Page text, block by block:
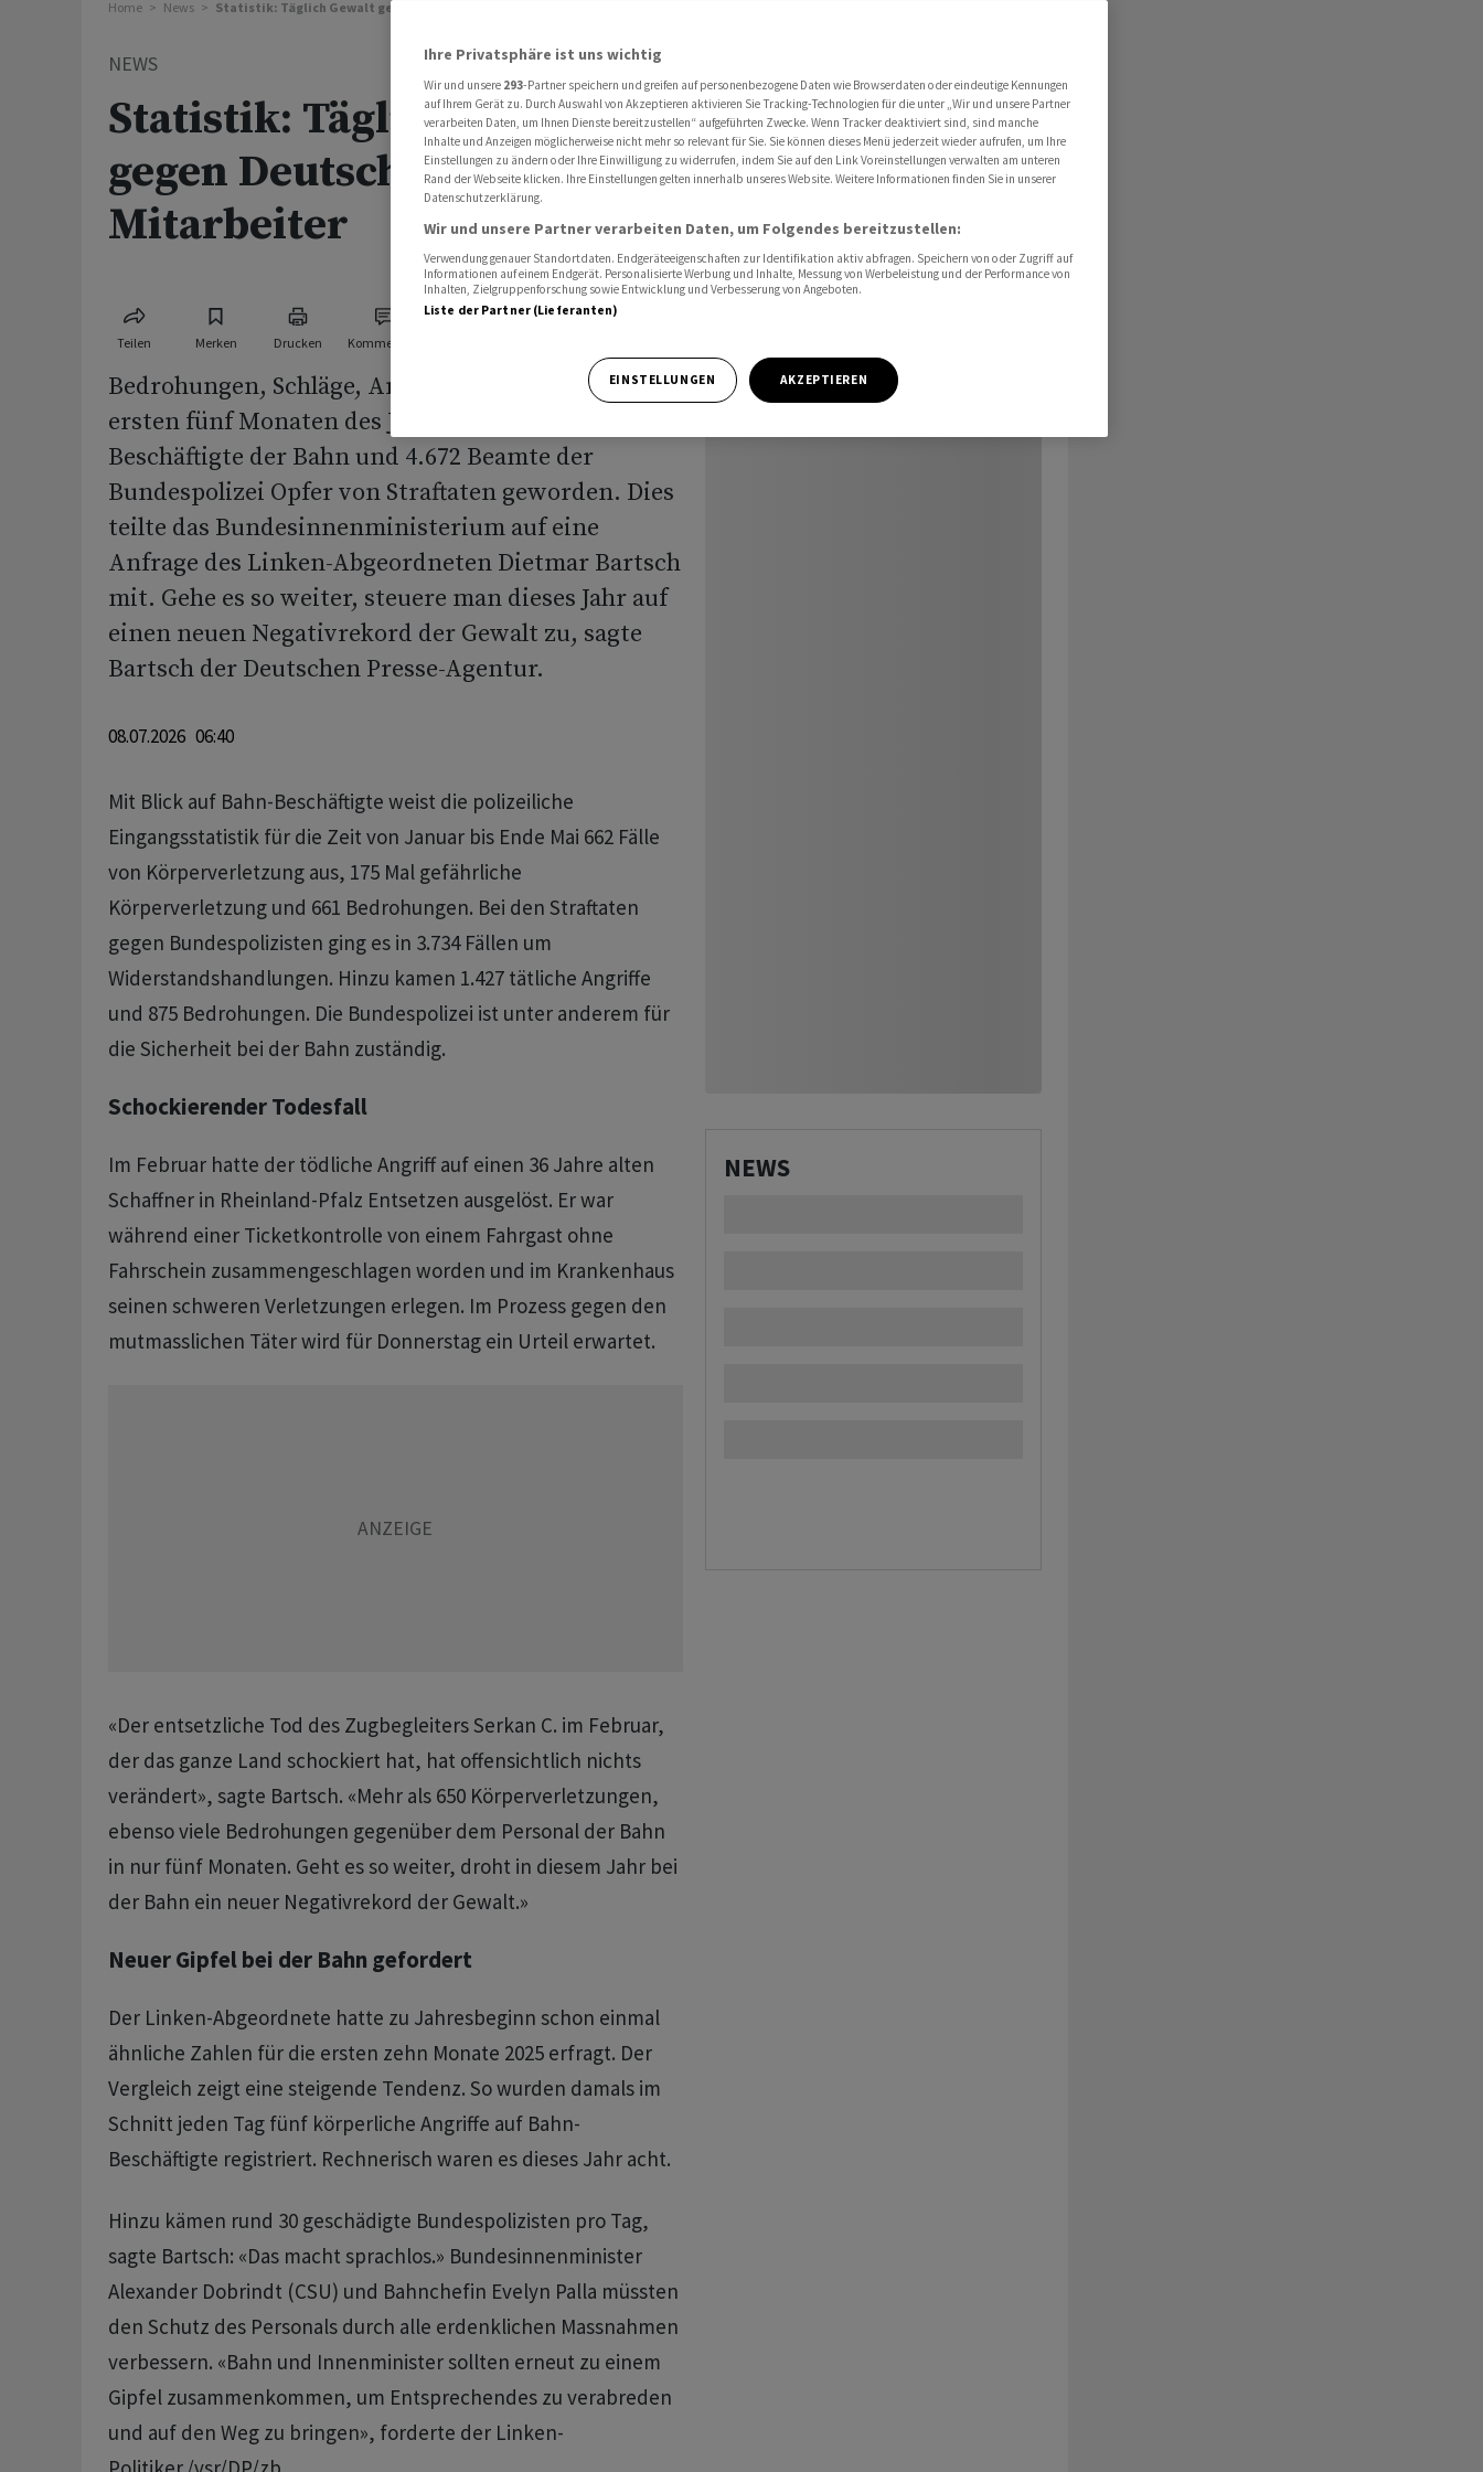
Home News Statistik: Täglich Gewalt gegen Deutsche-Bahn-Mitarbeiter
NEWS
Statistik: Täglich Gewalt
gegen Deutsche-Bahn-
Mitarbeiter
Teilen Merken Drucken Kommentare
Bedrohungen, Schläge, Angriffe: Allein in den
ersten fünf Monaten des Jahres sind 1.630
Beschäftigte der Bahn und 4.672 Beamte der
Bundespolizei Opfer von Straftaten geworden. Dies
teilte das Bundesinnenministerium auf eine
Anfrage des Linken-Abgeordneten Dietmar Bartsch
mit. Gehe es so weiter, steuere man dieses Jahr auf
einen neuen Negativrekord der Gewalt zu, sagte
Bartsch der Deutschen Presse-Agentur.
08.07.2026 06:40
Mit Blick auf Bahn-Beschäftigte weist die polizeiliche
Eingangsstatistik für die Zeit von Januar bis Ende Mai 662 Fälle
von Körperverletzung aus, 175 Mal gefährliche
Körperverletzung und 661 Bedrohungen. Bei den Straftaten
gegen Bundespolizisten ging es in 3.734 Fällen um
Widerstandshandlungen. Hinzu kamen 1.427 tätliche Angriffe
und 875 Bedrohungen. Die Bundespolizei ist unter anderem für
die Sicherheit bei der Bahn zuständig.
Schockierender Todesfall
Im Februar hatte der tödliche Angriff auf einen 36 Jahre alten
Schaffner in Rheinland-Pfalz Entsetzen ausgelöst. Er war
während einer Ticketkontrolle von einem Fahrgast ohne
Fahrschein zusammengeschlagen worden und im Krankenhaus
seinen schweren Verletzungen erlegen. Im Prozess gegen den
mutmasslichen Täter wird für Donnerstag ein Urteil erwartet.
«Der entsetzliche Tod des Zugbegleiters Serkan C. im Februar,
der das ganze Land schockiert hat, hat offensichtlich nichts
verändert», sagte Bartsch. «Mehr als 650 Körperverletzungen,
ebenso viele Bedrohungen gegenüber dem Personal der Bahn
in nur fünf Monaten. Geht es so weiter, droht in diesem Jahr bei
der Bahn ein neuer Negativrekord der Gewalt.»
Neuer Gipfel bei der Bahn gefordert
Der Linken-Abgeordnete hatte zu Jahresbeginn schon einmal
ähnliche Zahlen für die ersten zehn Monate 2025 erfragt. Der
Vergleich zeigt eine steigende Tendenz. So wurden damals im
Schnitt jeden Tag fünf körperliche Angriffe auf Bahn-
Beschäftigte registriert. Rechnerisch waren es dieses Jahr acht.
Hinzu kämen rund 30 geschädigte Bundespolizisten pro Tag,
sagte Bartsch: «Das macht sprachlos.» Bundesinnenminister
Alexander Dobrindt (CSU) und Bahnchefin Evelyn Palla müssten
den Schutz des Personals durch alle erdenklichen Massnahmen
verbessern. «Bahn und Innenminister sollten erneut zu einem
Gipfel zusammenkommen, um Entsprechendes zu verabreden
und auf den Weg zu bringen», forderte der Linken-
NEWS
Ihre Privatsphäre ist uns wichtig
Wir und unsere 293-Partner speichern und greifen auf personenbezogene Daten wie Browserdaten oder eindeutige Kennungen
auf Ihrem Gerät zu. Durch Auswahl von Akzeptieren aktivieren Sie Tracking-Technologien für die unter „Wir und unsere Partner
verarbeiten Daten, um Ihnen Dienste bereitzustellen“ aufgeführten Zwecke. Wenn Tracker deaktiviert sind, sind manche
Inhalte und Anzeigen möglicherweise nicht mehr so relevant für Sie. Sie können dieses Menü jederzeit wieder aufrufen, um Ihre
Einstellungen zu ändern oder Ihre Einwilligung zu widerrufen, indem Sie auf den Link Voreinstellungen verwalten am unteren
Rand der Webseite klicken. Ihre Einstellungen gelten innerhalb unseres Website. Weitere Informationen finden Sie in unserer
Datenschutzerklärung.
Wir und unsere Partner verarbeiten Daten, um Folgendes bereitzustellen:
Verwendung genauer Standortdaten. Endgeräteeigenschaften zur Identifikation aktiv abfragen. Speichern von oder Zugriff auf
Informationen auf einem Endgerät. Personalisierte Werbung und Inhalte, Messung von Werbeleistung und der Performance von
Inhalten, Zielgruppenforschung sowie Entwicklung und Verbesserung von Angeboten.
Liste der Partner (Lieferanten)
EINSTELLUNGEN AKZEPTIEREN